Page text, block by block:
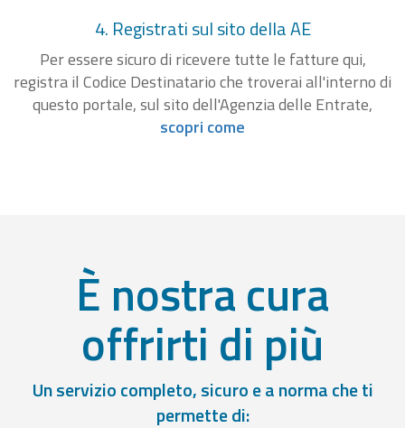
4. Registrati sul sito della AE
Per essere sicuro di ricevere tutte le fatture qui,
registra il Codice Destinatario che troverai all'interno di
questo portale, sul sito dell'Agenzia delle Entrate,
scopri come
È nostra cura
offrirti di più
Un servizio completo, sicuro e a norma che ti
permette di: